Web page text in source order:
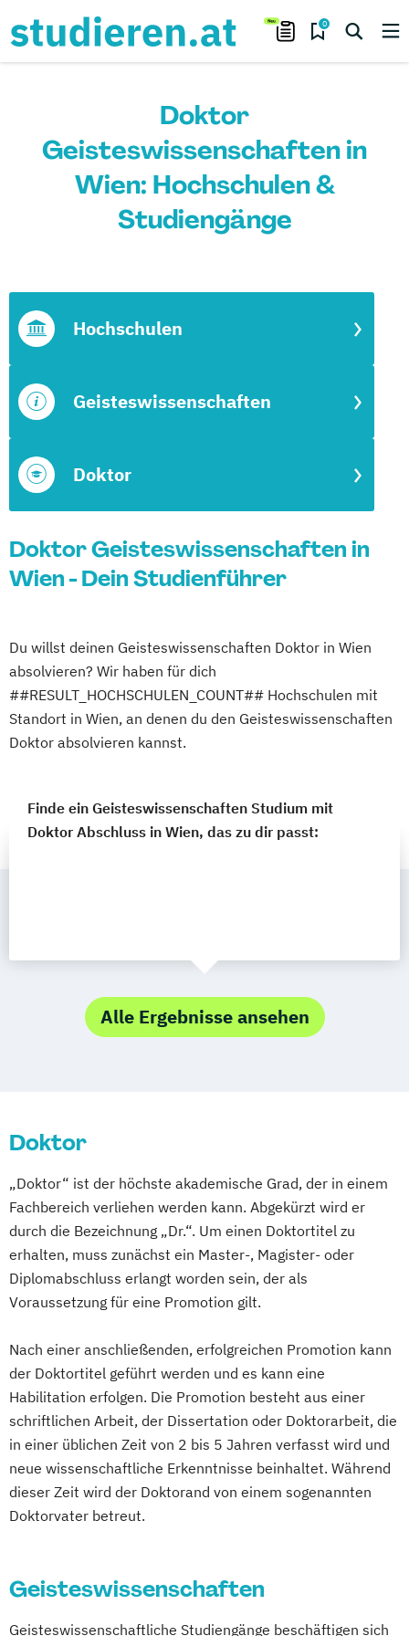
0
Doktor
Geisteswissenschaften in
Wien: Hochschulen &
Studiengänge
Doktor
Geisteswissenschaften
Hochschulen
Doktor Geisteswissenschaften in
Wien - Dein Studienführer
Du willst deinen Geisteswissenschaften Doktor in Wien
absolvieren? Wir haben für dich
##RESULT_HOCHSCHULEN_COUNT## Hochschulen mit
Standort in Wien, an denen du den Geisteswissenschaften
Doktor absolvieren kannst.
Finde ein Geisteswissenschaften Studium mit
Doktor Abschluss in Wien, das zu dir passt:
Alle Ergebnisse ansehen
Doktor
„Doktor“ ist der höchste akademische Grad, der in einem
Fachbereich verliehen werden kann. Abgekürzt wird er
durch die Bezeichnung „Dr.“. Um einen Doktortitel zu
erhalten, muss zunächst ein Master-, Magister- oder
Diplomabschluss erlangt worden sein, der als
Voraussetzung für eine Promotion gilt.
Nach einer anschließenden, erfolgreichen Promotion kann
der Doktortitel geführt werden und es kann eine
Habilitation erfolgen. Die Promotion besteht aus einer
schriftlichen Arbeit, der Dissertation oder Doktorarbeit, die
in einer üblichen Zeit von 2 bis 5 Jahren verfasst wird und
neue wissenschaftliche Erkenntnisse beinhaltet. Während
dieser Zeit wird der Doktorand von einem sogenannten
Doktorvater betreut.
Geisteswissenschaften
Geisteswissenschaftliche Studiengänge beschäftigen sich